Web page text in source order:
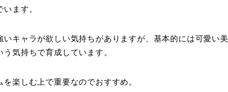
ます。
いキャラが欲しい気持ちがありますが、基本的には可愛い美
気持ちで育成しています。
楽しむ上で重要なのでおすすめ。